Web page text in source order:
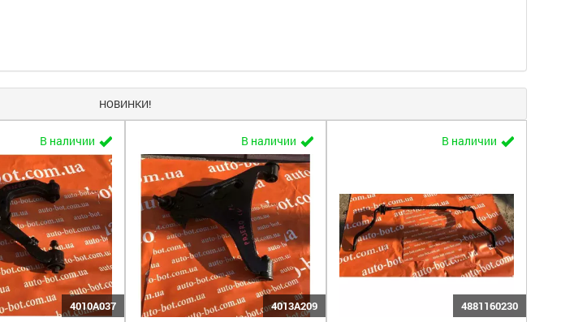
НОВИНКИ!
В наличии
4010A037
В наличии
4013A209
В наличии
4881160230